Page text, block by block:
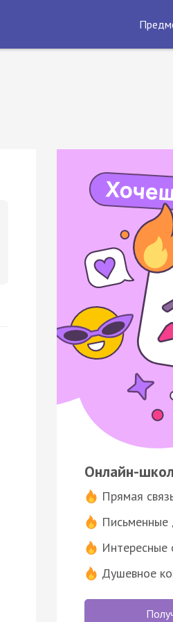
Онлайн-
Прямая
Письменные
Интересные
Душевное